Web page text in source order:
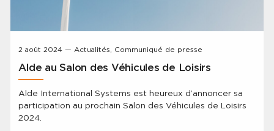
2 août 2024 — Actualités, Communiqué de presse
Alde au Salon des Véhicules de Loisirs
Alde International Systems est heureux d’annoncer sa
participation au prochain Salon des Véhicules de Loisirs
2024.